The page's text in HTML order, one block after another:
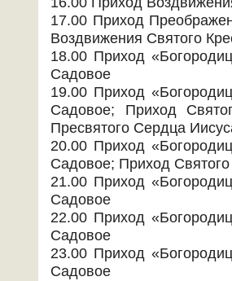
17.00 Приход
Воздвижения Святого
18.00 Приход
Садовое
19.00 Приход
Садовое; Приход
Пресвятого Сердца
20.00 Приход
Садовое; Приход
21.00 Приход
Садовое
22.00 Приход
Садовое
23.00 Приход
Садовое